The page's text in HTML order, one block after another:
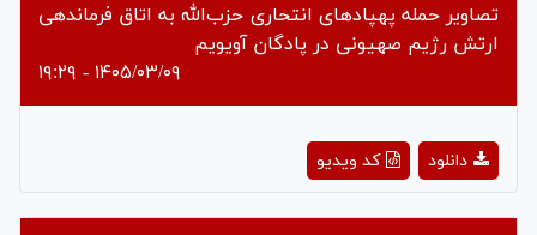
تصاویر حمله پهپادهای انتحاری حزب‌الله به اتاق فرماندهی
ارتش رژیم صهیونی در پادگان آویویم
۱۴۰۵/۰۳/۰۹ - ۱۹:۲۹
Play
Video
کد ویدیو دانلود